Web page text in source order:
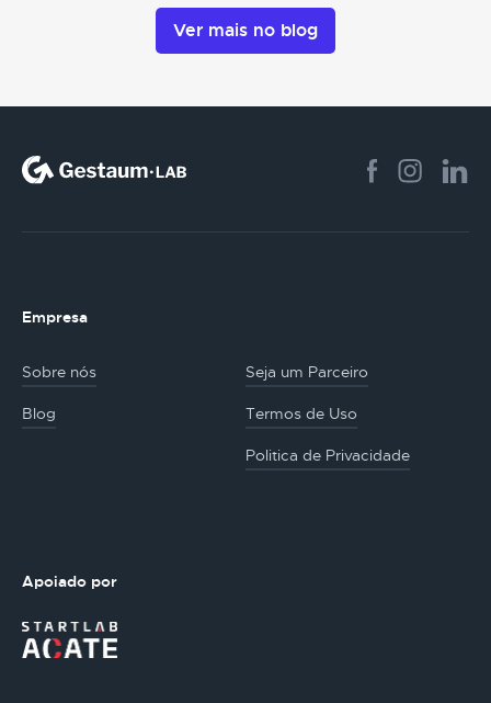
Ver mais no blog
Empresa
Sobre nós Seja um Parceiro
Blog Termos de Uso
Politica de Privacidade
Apoiado por